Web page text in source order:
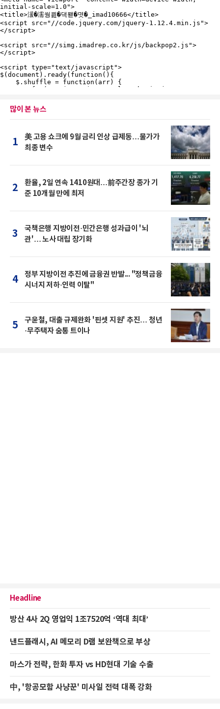
많이 본 뉴스
1
美 고용 쇼크에 9월 금리 인상 급제동…물가가
최종 변수
2
환율, 2일 연속 1410원대…前주간장 종가 기
준 10개월 만에 최저
3
국책은행 지방이전·민간은행 성과급이 '뇌
관'… 노사 대립 장기화
4
정부 지방이전 추진에 금융권 반발... "정책금융
시너지 저하·인력 이탈"
5
구윤철, 대출 규제완화 '핀셋 지원' 추진… 청년
·무주택자 숨통 트이나
Headline
방산 4사 2Q 영업익 1조7520억 ‘역대 최대’
낸드플래시, AI 메모리 D램 보완책으로 부상
마스가 전략, 한화 투자 vs HD현대 기술 수출
中, '항공모함 사냥꾼' 미사일 전력 대폭 강화